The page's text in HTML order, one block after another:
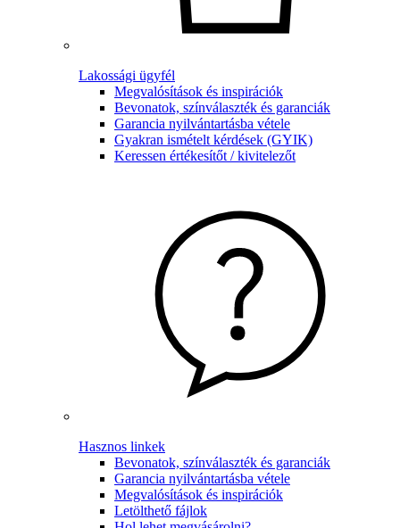
Lakossági ügyfél
Megvalósítások és inspirációk
Bevonatok, színválaszték és garanciák
Garancia nyilvántartásba vétele
Gyakran ismételt kérdések (GYIK)
Keressen értékesítőt / kivitelezőt
Hasznos linkek
Bevonatok, színválaszték és garanciák
Garancia nyilvántartásba vétele
Megvalósítások és inspirációk
Letölthető fájlok